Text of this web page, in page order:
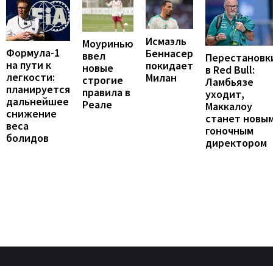
Формула-1
на пути к
легкости:
планируется
дальнейшее
снижение
веса
болидов
Моуринью
ввел
новые
строгие
правила в
Реале
Исмаэль
Беннасер
покидает
Милан
в Red Bull:
Ламбьязе
уходит,
Маккалоу
станет
гоночным
директором